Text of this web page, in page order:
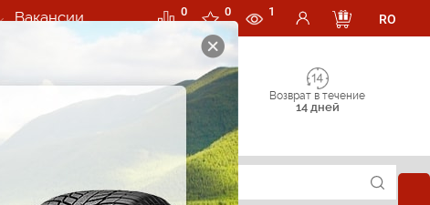
Вакансии 0 0 1
RO
Возврат в течение
14 дней